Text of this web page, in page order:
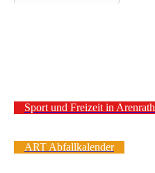
Sport und Freizeit in Arenrath
ART Abfallkalender